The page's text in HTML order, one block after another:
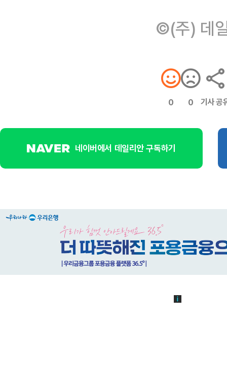
©(주) 데
0 0 기사 공
네이버에서 데일리안 구독하기